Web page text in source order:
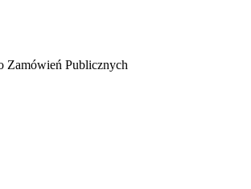
Zamówień Publicznych